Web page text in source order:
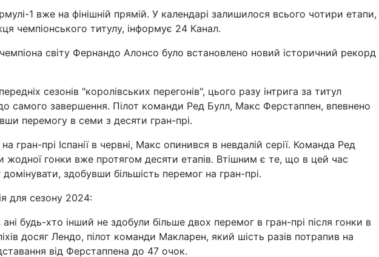
1 вже на фінішній прямій. У календарі залишилося всього чотири етапи,
чемпіонського титулу, інформує 24 Канал.
світу Фернандо Алонсо було встановлено новий історичний рекорд
сезонів "королівських перегонів", цього разу інтрига за титул
самого завершення. Пілот команди Ред Булл, Макс Ферстаппен, впевнено
перемогу в семи з десяти гран-прі.
гран-прі Іспанії в червні, Макс опинився в невдалій серії. Команда Ред
жодної гонки вже протягом десяти етапів. Втішним є те, що в цей час
домінувати, здобувши більшість перемог на гран-прі.
для сезону 2024:
ані будь-хто інший не здобули більше двох перемог в гран-прі після гонки в
досяг Лендо, пілот команди Макларен, який шість разів потрапив на
від Ферстаппена до 47 очок.